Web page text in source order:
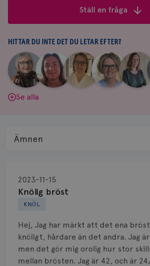
&
svar
Ställ en fråga
HITTAR DU INTE DET DU LETAR EFTER?
Aina
Johnsson
|
Anne
Andersson
Fredrika
Killander
|
Jeanette
Bäcklund
|
Maria
Edegran
|
Se alla
KNÖL
Knölig bröst
2023-11-15
Hej, Jag har märkt att det ena
knöligt, hårdare än det andra. Jag
men det gör mig orolig hur stor
mellan brösten. Jag är 42, och är
Ämnen
Biopsi
Biverkningar
Bröstvårta
Knöl